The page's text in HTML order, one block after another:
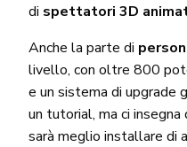
di spettatori 3D
Anche la parte di
livello, con oltre 800
e un sistema di upgrade
un tutorial, ma ci
sarà meglio installare di